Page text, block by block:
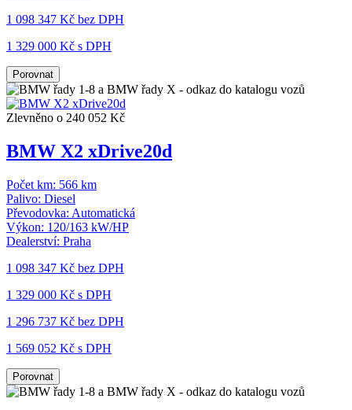
1 098 347 Kč bez DPH
1 329 000 Kč s DPH
Porovnat
Zlevněno o 240 052 Kč
BMW X2 xDrive20d
Počet km: 566 km
Palivo: Diesel
Převodovka: Automatická
Výkon: 120/163 kW/HP
Dealerství: Praha
1 098 347 Kč bez DPH
1 329 000 Kč s DPH
1 296 737 Kč bez DPH
1 569 052 Kč s DPH
Porovnat